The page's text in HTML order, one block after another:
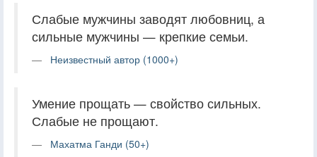
Слабые мужчины заводят любовниц, а
сильные мужчины — крепкие семьи.
Неизвестный автор (1000+)
Умение прощать — свойство сильных.
Слабые не прощают.
Махатма Ганди (50+)